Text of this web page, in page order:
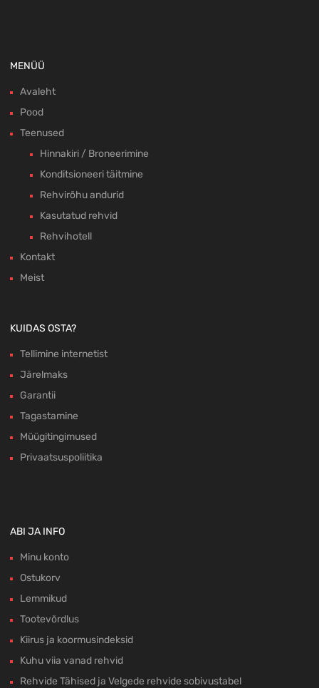
MENÜÜ
Avaleht
Pood
Teenused
Hinnakiri / Broneerimine
Konditsioneeri täitmine
Rehvirõhu andurid
Kasutatud rehvid
Rehvihotell
Kontakt
Meist
KUIDAS OSTA?
Tellimine internetist
Järelmaks
Garantii
Tagastamine
Müügitingimused
Privaatsuspoliitika
ABI JA INFO
Minu konto
Ostukorv
Lemmikud
Tootevõrdlus
Kiirus ja koormusindeksid
Kuhu viia vanad rehvid
Rehvide Tähised ja Velgede rehvide sobivustabel